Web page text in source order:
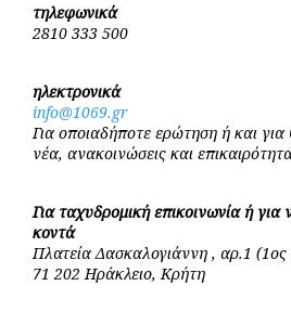
τηλεφωνικά
2810 333 500
ηλεκτρονικά
info@1069.gr
Για οποιαδήποτε ερώτηση ή και
νέα, ανακοινώσεις και
Για ταχυδρομική επικοινωνία ή
κοντά
Πλατεία Δασκαλογιάννη , αρ.1
71 202 Ηράκλειο, Κρήτη